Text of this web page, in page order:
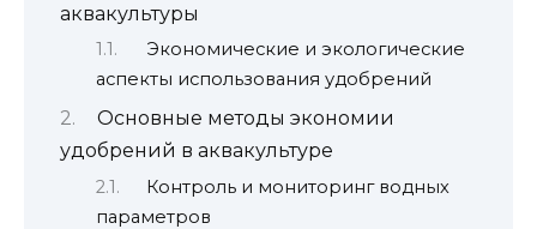
аквакультуры
Экономические и экологические
аспекты использования удобрений
Основные методы экономии
удобрений в аквакультуре
Контроль и мониторинг водных
параметров